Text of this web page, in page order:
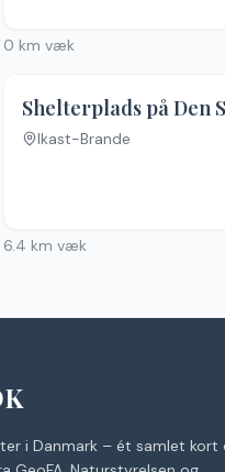
0 km væk
Ikast-Brande
6.4 km væk
i Danmark – ét samlet kort